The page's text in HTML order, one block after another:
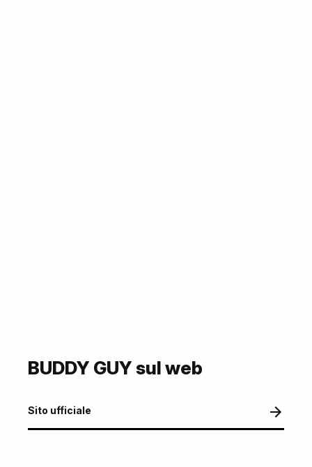
BUDDY GUY sul web
Sito ufficiale